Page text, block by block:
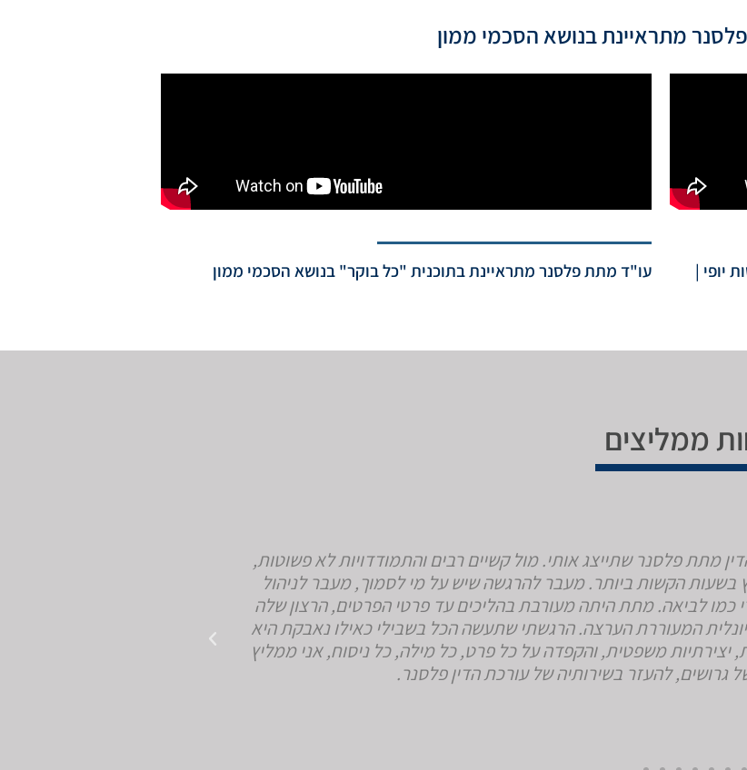
מתראיינת בנושא הסכמי ממון
יופי |
עו"ד מתת פלסנר מתראיינת בתוכנית "כל בוקר" בנושא הסכמי ממון
ממליצים
מתת פלסנר שתייצג אותי. מול קשיים רבים והתמודדויות לא פשוטות,
בשעות הקשות ביותר. מעבר להרגשה שיש על מי לסמוך, מעבר לניהול
לביאה. מתת היתה מעורבת בהליכים עד פרטי הפרטים, הרצון שלה
המעוררת הערצה. הרגשתי שתעשה הכל בשבילי כאילו נאבקת היא
משפטית, והקפדה על כל פרט, כל מילה, כל ניסוח, אני ממליץ
להעזר בשירותיה של עורכת הדין פלסנר.